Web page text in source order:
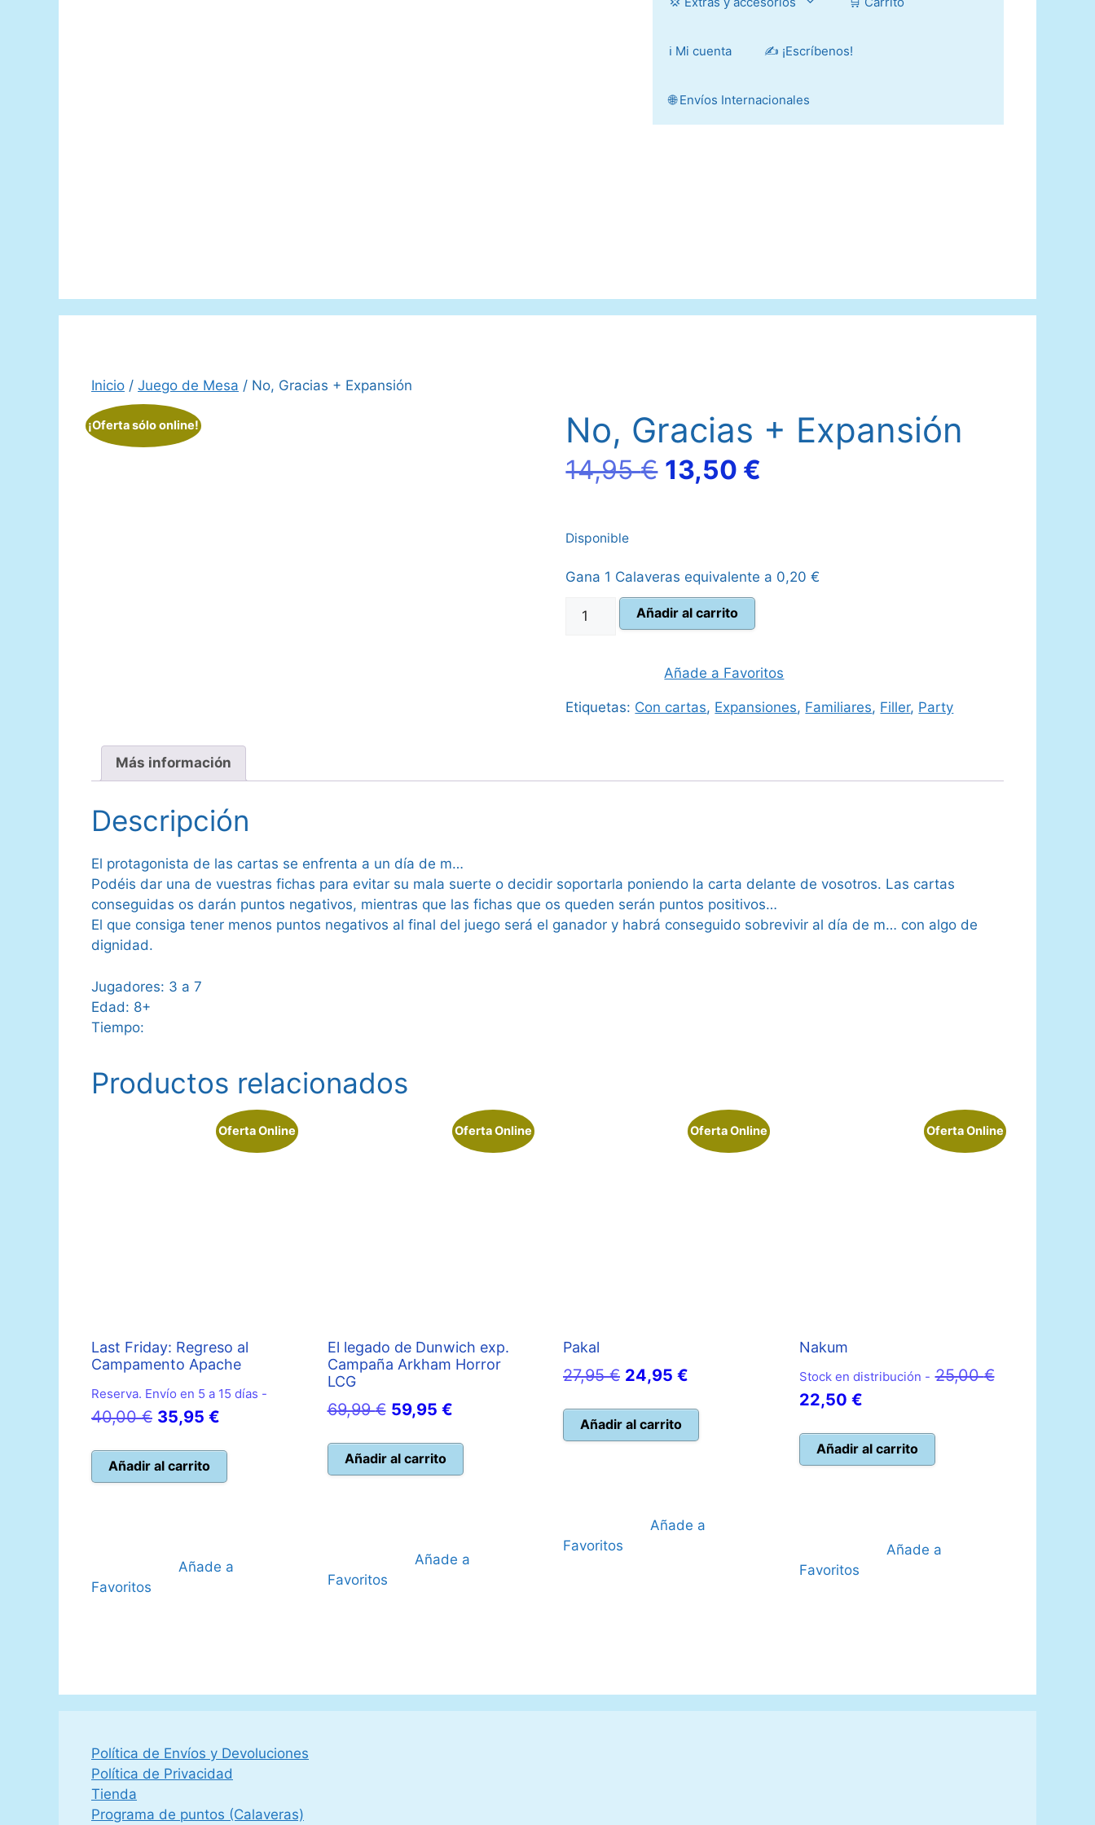
ℹ️ Mi cuenta ✍️ ¡Escríbenos!
🌐 Envíos Internacionales
Inicio / Juego de Mesa / No, Gracias + Expansión
¡Oferta sólo online! No, Gracias + Expansión
14,95€ El
era:
14,95 €.
13,50 €
es:
Disponible
Gana 1 Calaveras equivalente a 0,20€
Gracias
Añadir al carrito
Añade a Favoritos
Etiquetas: Con cartas, Expansiones, Familiares, Filler, Party
Más información
Descripción
El protagonista de las cartas se enfrenta a un día de m…
Podéis dar una de vuestras fichas para evitar su mala suerte o decidir soportarla poniendo la carta delante de vosotros. Las cartas
conseguidas os darán puntos negativos, mientras que las fichas que os queden serán puntos positivos…
El que consiga tener menos puntos negativos al final del juego será el ganador y habrá conseguido sobrevivir al día de m… con algo de
dignidad.
Jugadores: 3 a 7
Edad: 8+
Tiempo:
Productos relacionados
Oferta Online
Last Friday: Regreso al
Campamento Apache
Reserva. Envío en 5 a 15 días -
40,00€ El
original
era:
35,95 €
es:
Añadir al carrito
Añade a
Favoritos
Oferta Online
El legado de Dunwich exp.
Campaña Arkham Horror
LCG
69,99€ El
original
era:
59,95 €El
es:
Añadir al carrito
Añade a
Favoritos
Oferta Online
Pakal
27,95€ El
original
era:
24,95 €
es:
Añadir al carrito
Añade a
Favoritos
Oferta Online
Nakum
Stock en distribución - 25,00€El
22,50 €El
actual
es:
Añadir al carrito
Añade a
Favoritos
Política de Envíos y Devoluciones
Política de Privacidad
Tienda
Programa de puntos (Calaveras)